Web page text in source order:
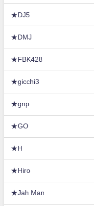
★DJ5
★DMJ
★FBK428
★gicchi3
★gnp
★GO
★H
★Hiro
★Jah Man